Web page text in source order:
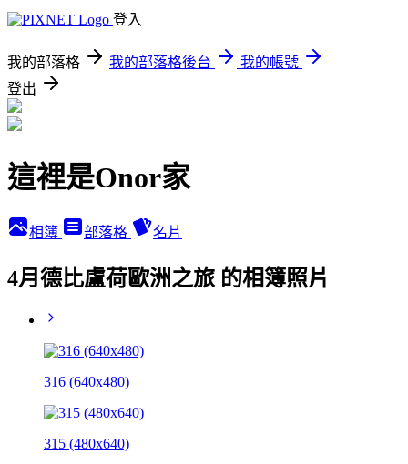
登入
我的部落格 我的部落格後台
我的帳號
登出
這裡是Onor家
相簿 部落格 名片
4月德比盧荷歐洲之旅 的相簿照片
316 (640x480)
315 (480x640)